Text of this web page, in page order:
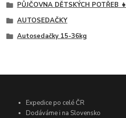
PŮJČOVNA DĚTSKÝCH POTŘEB 👧
AUTOSEDAČKY
Autosedačky 15-36kg
Expedice po celé ČR
Dodáváme i na Slovensko